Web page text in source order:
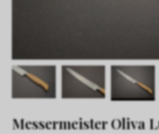
Messermeister Oliva